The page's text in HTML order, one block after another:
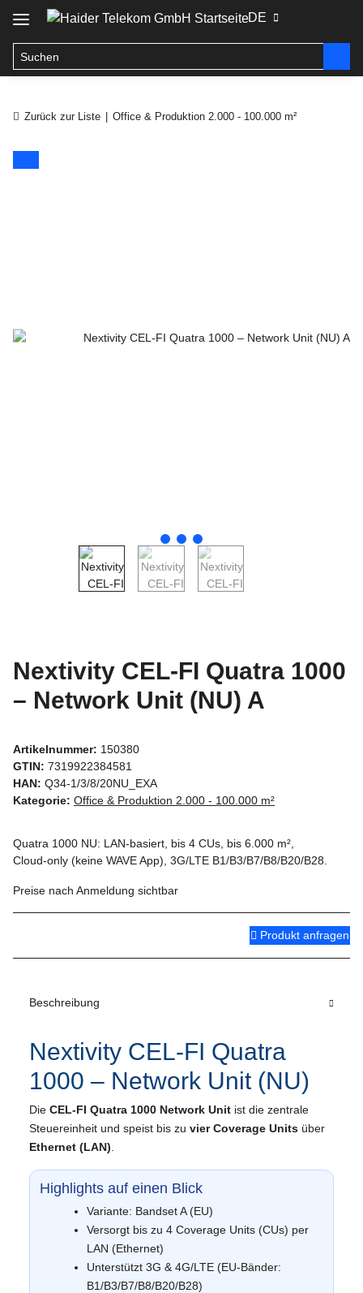
DE
Zurück zur Liste Office & Produktion 2.000 - 100.000 m²
Nextivity CEL-FI Quatra 1000
– Network Unit (NU) A
Artikelnummer: 150380
GTIN: 7319922384581
HAN: Q34-1/3/8/20NU_EXA
Kategorie: Office & Produktion 2.000 - 100.000 m²
Quatra 1000 NU: LAN-basiert, bis 4 CUs, bis 6.000 m²,
Cloud‑only (keine WAVE App), 3G/LTE B1/B3/B7/B8/B20/B28.
Preise nach Anmeldung sichtbar
Produkt anfragen
Beschreibung
Nextivity CEL-FI Quatra
1000 – Network Unit (NU)
Die CEL-FI Quatra 1000 Network Unit ist die zentrale
Steuereinheit und speist bis zu vier Coverage Units über
Ethernet (LAN)
Highlights auf einen Blick
Variante: Bandset A (EU)
Versorgt bis zu 4 Coverage Units (CUs) per
LAN (Ethernet)
Unterstützt 3G & 4G/LTE (EU‑Bänder:
B1/B3/B7/B8/B20/B28)